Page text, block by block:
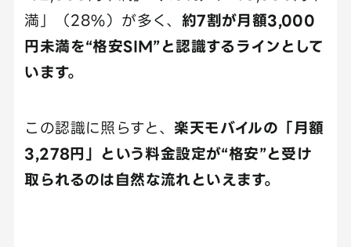
満」（28%）が多く、 約7割が月額3,000
円未満を“格安SIM”と認識するラインとして
います。
この認識に照らすと、 楽天モバイルの「月額
3,278円」という料金設定が“格安”と受け
取られるのは自然な流れといえます。